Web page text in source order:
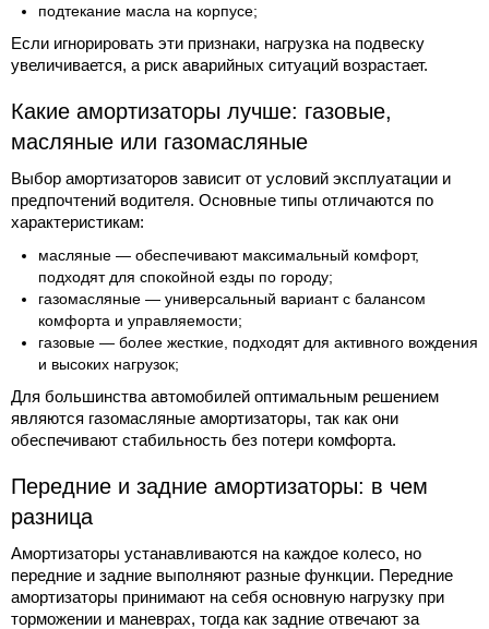
подтекание масла на корпусе;
Если игнорировать эти признаки, нагрузка на подвеску
увеличивается, а риск аварийных ситуаций возрастает.
Какие амортизаторы лучше: газовые,
масляные или газомасляные
Выбор амортизаторов зависит от условий эксплуатации и
предпочтений водителя. Основные типы отличаются по
характеристикам:
масляные — обеспечивают максимальный комфорт,
подходят для спокойной езды по городу;
газомасляные — универсальный вариант с балансом
комфорта и управляемости;
газовые — более жесткие, подходят для активного вождения
и высоких нагрузок;
Для большинства автомобилей оптимальным решением
являются газомасляные амортизаторы, так как они
обеспечивают стабильность без потери комфорта.
Передние и задние амортизаторы: в чем
разница
Амортизаторы устанавливаются на каждое колесо, но
передние и задние выполняют разные функции. Передние
амортизаторы принимают на себя основную нагрузку при
торможении и маневрах, тогда как задние отвечают за